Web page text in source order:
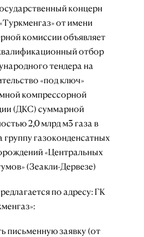
концерн
«Туркменгаз» от имени
комиссии объявляет
отбор
тендера на
«под ключ»
компрессорной
(ДКС) суммарной
2,0 млрд м3 газа в
группу газоконденсатных
«Центральных
(Зеакли-Дервезе)
по адресу: ГК
письменную заявку (от